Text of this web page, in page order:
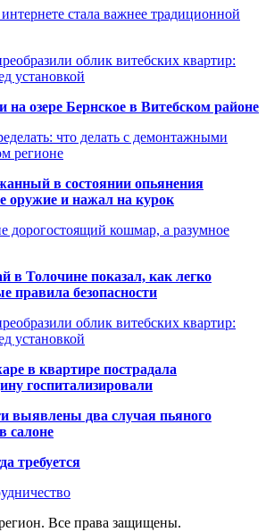
стала важнее традиционной
облик витебских квартир:
установкой
на озере Бернское в Витебском районе
что делать с демонтажными
регионе
в состоянии опьянения
оружие и нажал на курок
дорогостоящий кошмар, а разумное
в Толочине показал, как легко
правила безопасности
облик витебских квартир:
установкой
в квартире пострадала
госпитализировали
выявлены два случая пьяного
салоне
требуется
Все права защищены.